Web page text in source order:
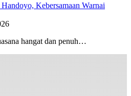
Kebersamaan Warnai
hangat dan penuh…